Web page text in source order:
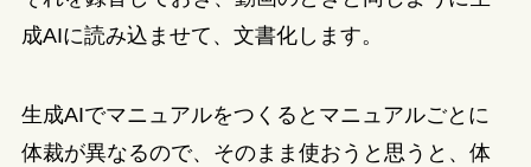
成AIに読み込ませて、文書化します。
生成AIでマニュアルをつくるとマニュアルごとに
体裁が異なるので、そのまま使おうと思うと、体